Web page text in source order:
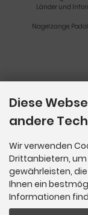
Länder und
Nagelzange,
Diese
andere
Wir verwenden
Drittanbietern,
gewährleisten,
Ihnen ein
Informationen